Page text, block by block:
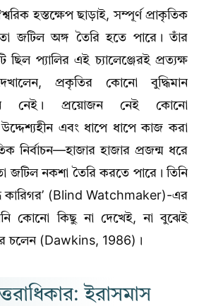
হস্তক্ষেপ ছাড়াই, সম্পূর্ণ প্রাকৃতিক
জটিল অঙ্গ তৈরি হতে পারে। তাঁর
ছিল প্যালির এই চ্যালেঞ্জেরই প্রত্যক্ষ
প্রকৃতির কোনো বুদ্ধিমান
নেই। প্রয়োজন নেই কোনো
উদ্দেশ্যহীন এবং ধাপে ধাপে কাজ করা
নির্বাচন—হাজার হাজার প্রজন্ম ধরে
নকশা তৈরি করতে পারে। তিনি
কারিগর’ (Blind Watchmaker)-এর
কোনো কিছু না দেখেই, না বুঝেই
চলেন (Dawkins, 1986)।
ইরাসমাস